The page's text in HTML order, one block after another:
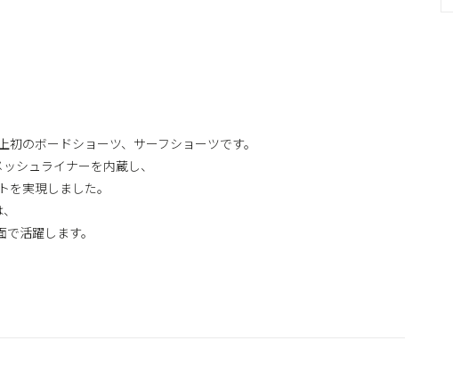
のボードショーツ、サーフショーツです。
シュライナーを内蔵し、
実現しました。
活躍します。